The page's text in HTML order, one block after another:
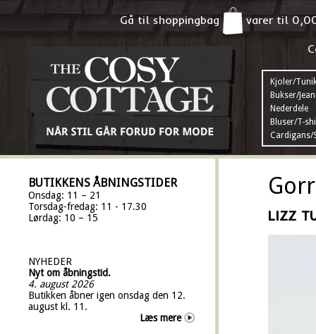
Gå til shoppingbag varer til
Kjoler/
Bukser/
Nederdele
Bluser/T-
Cardigans/
BUTIKKENS ÅBNINGSTIDER
Onsdag: 11 – 21
Torsdag-fredag: 11 - 17.30
Lørdag: 10 – 15
NYHEDER
Nyt om åbningstid.
4. august 2026
Butikken åbner igen onsdag den 12.
august kl. 11.
Læs mere
LIZZ